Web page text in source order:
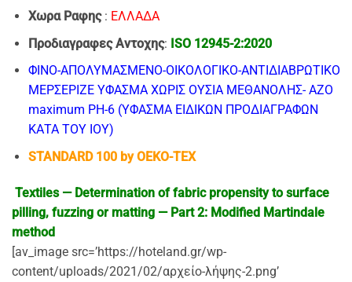
Χωρα Ραφης: EΛΛΑΔΑ
Προδιαγραφες Αντοχης: ISO 12945-2:2020
ΦΙΝΟ-AΠΟΛΥΜΑΣΜΕΝΟ-ΟΙΚΟΛΟΓΙΚΟ-ΑΝΤΙΔΙΑΒΡΩΤΙΚΟ
ΜΕΡΣΕΡΙΖΕ ΥΦΑΣΜΑ ΧΩΡΙΣ ΟΥΣΙΑ ΜΕΘΑΝΟΛΗΣ- ΑΖΟ
maximum PH-6 (ΥΦΑΣΜΑ ΕΙΔΙΚΩΝ ΠΡΟΔΙΑΓΡΑΦΩΝ
ΚΑΤΑ ΤΟΥ ΙΟΥ)
STANDARD 100 by OEKO-TEX
Textiles — Determination of fabric propensity to surface
pilling, fuzzing or matting — Part 2: Modified Martindale
method
[av_image src=’https://hoteland.gr/wp-
content/uploads/2021/02/αρχείο-λήψης-2.png’